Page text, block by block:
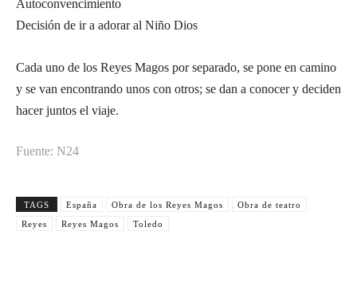
Autoconvencimiento
Decisión de ir a adorar al Niño Dios
Cada uno de los Reyes Magos por separado, se pone en camino
y se van encontrando unos con otros; se dan a conocer y deciden
hacer juntos el viaje.
Fuente: N24
TAGS España Obra de los Reyes Magos
Obra de teatro
Reyes
Reyes Magos Toledo